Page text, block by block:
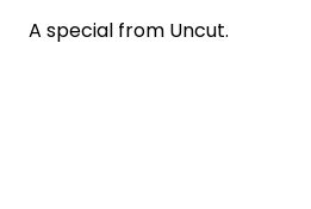
A special from Uncut.